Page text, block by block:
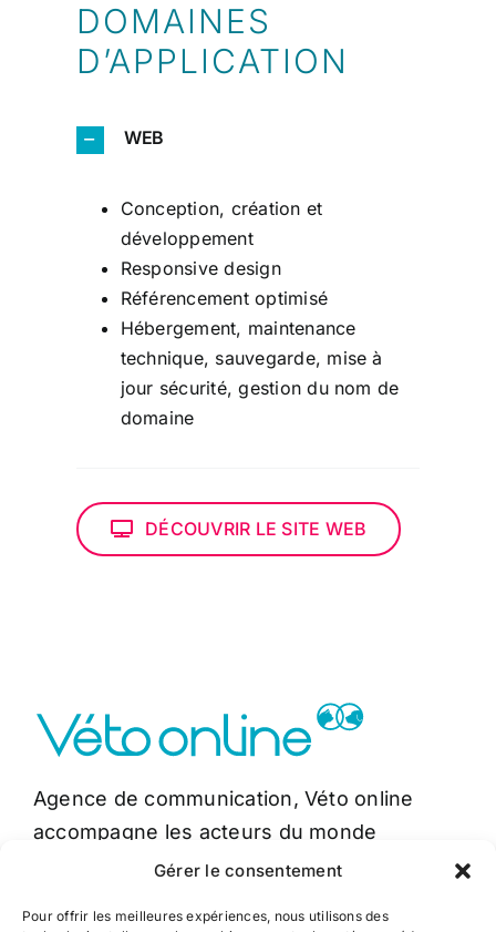
Gérer le consentement
Pour offrir les meilleures expériences, nous utilisons des
DOMAINES
D’APPLICATION
WEB
Conception, création et
développement
Responsive design
Référencement optimisé
Hébergement, maintenance
technique, sauvegarde, mise à
jour sécurité, gestion du nom de
domaine
DÉCOUVRIR LE SITE WEB
Agence de communication, Véto online
accompagne les acteurs du monde
vétérinaire dans leur stratégie de